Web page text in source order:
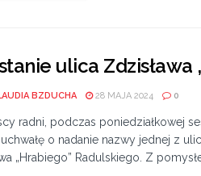
ulica
BZDUCHA 28 MAJA 2024 0
radni, podczas poniedziałkowej
o nadanie nazwy jednej z
„Hrabiego” Radulskiego. Z